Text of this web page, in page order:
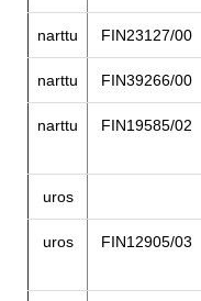
narttu FIN23127/00
narttu FIN39266/00
narttu FIN19585/02
uros
uros FIN12905/03